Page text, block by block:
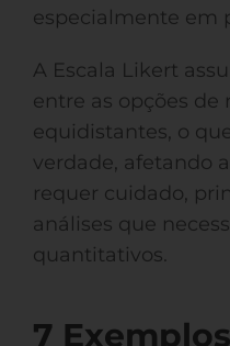
especialmente em
A Escala Likert
entre as opções de
equidistantes, o
verdade, afetando
requer cuidado,
análises que
quantitativos.
7